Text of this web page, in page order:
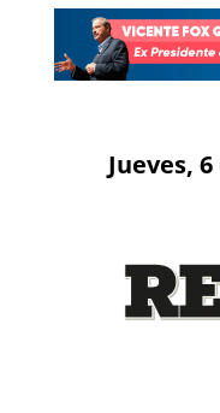
Jueves,